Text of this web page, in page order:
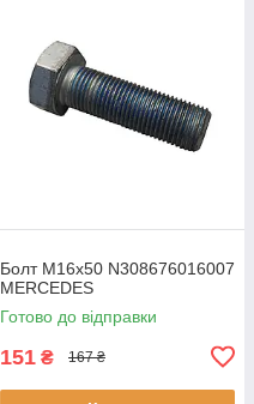
Болт M16x50 N308676016007
MERCEDES
Готово до відправки
151 ₴ 167 ₴